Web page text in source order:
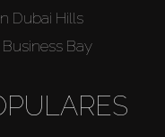
Dubai Hills
Bay